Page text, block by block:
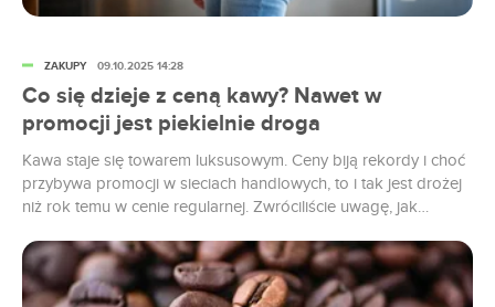
Co się dzieje z ceną kawy? Nawet w
promocji jest piekielnie droga
Kawa staje się towarem luksusowym. Ceny biją rekordy i choć
przybywa promocji w sieciach handlowych, to i tak jest drożej
niż rok temu w cenie regularnej. Zwróciliście uwagę, jak
przypadkach ceny poszły w górę o prawie 30 proc.! Według
raportu UCE Research i Uniwersytetu WSB Merito „Indeks...
ZAKUPY 09.10.2025 14:28